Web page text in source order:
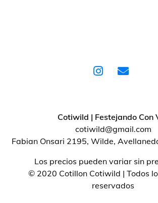
Cotiwild | Festejando Con
cotiwild@gmail.com
Fabian Onsari 2195, Wilde,
Los precios pueden variar sin
© 2020 Cotillon Cotiwild | Todos
reservados